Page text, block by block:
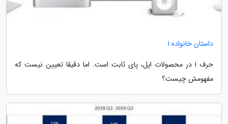
داستان خانواده i
حرف i در محصولات اپل، پای ثابت است. اما دقیقا تعیین نیست که
مفهومش چیست؟